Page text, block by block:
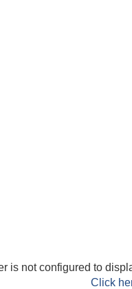
is not configured to
Click